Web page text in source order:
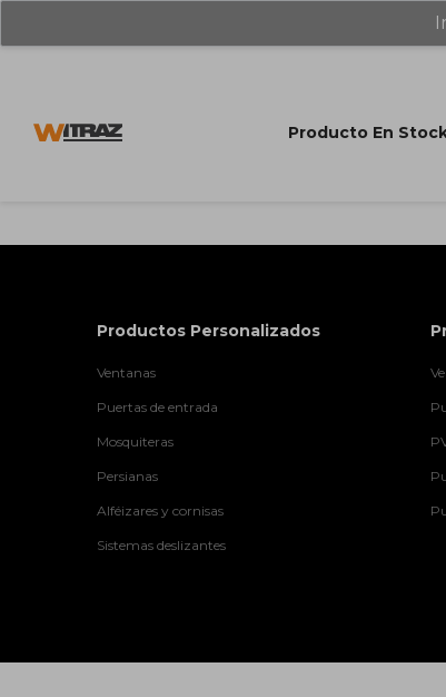
Producto En
Productos Personalizados
Ventanas
Puertas de entrada
Mosquiteras
Persianas
Alféizares y cornisas
Sistemas deslizantes